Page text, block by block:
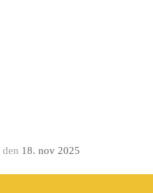
den 18. nov 2025